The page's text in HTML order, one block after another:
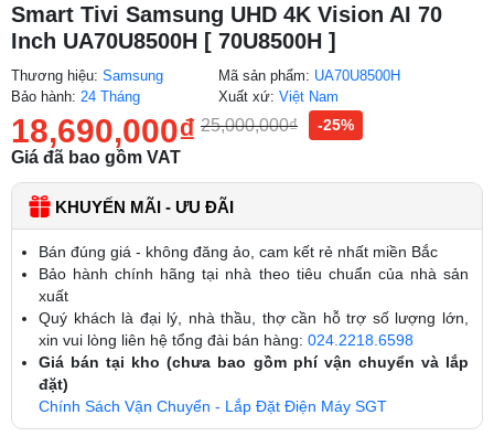
Smart Tivi Samsung UHD 4K Vision AI 70
Inch UA70U8500H [ 70U8500H ]
Thương hiệu: Samsung
Bảo hành: 24 Tháng
Mã sản phẩm: UA70U8500H
Xuất xứ:Việt Nam
18,690,000₫ 25,000,000₫ -25%
Giá đã bao gồm VAT
KHUYẾN MÃI - ƯU ĐÃI
Bán đúng giá - không đăng ảo, cam kết rẻ nhất miền Bắc
Bảo hành chính hãng tại nhà theo tiêu chuẩn của nhà sản
xuất
Quý khách là đại lý, nhà thầu, thợ cần hỗ trợ số lượng lớn,
xin vui lòng liên hệ tổng đài bán hàng: 024.2218.6598
Giá bán tại kho (chưa bao gồm phí vận chuyển và lắp
đặt)
Chính Sách Vận Chuyển - Lắp Đặt Điện Máy SGT